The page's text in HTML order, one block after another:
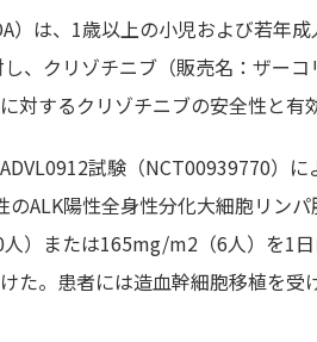
）は、 1歳以上の小児および若年
、クリゾチニブ（販売名：ザーコ
に対するクリゾチニブの安全性と有
ADVL0912試験（NCT00939770）に
のALK陽性全身性分化大細胞リンパ
人）または165mg/m2 （6人）を1
た。患者には造血幹細胞移植を受